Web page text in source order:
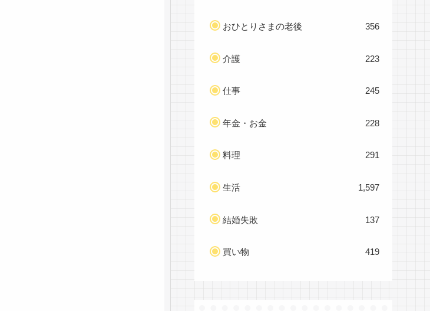
おひとりさまの老後 356
介護 223
仕事 245
年金・お金 228
料理 291
生活 1,597
結婚失敗 137
買い物 419